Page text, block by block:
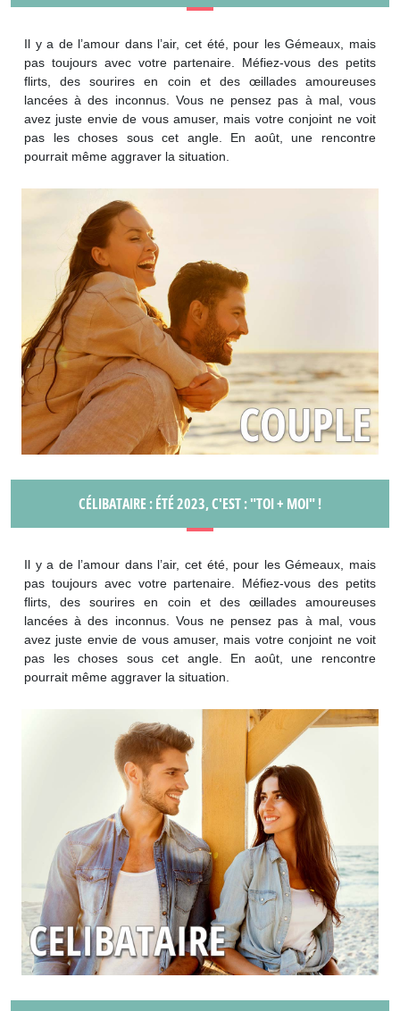
Il y a de l’amour dans l’air, cet été, pour les Gémeaux, mais
pas toujours avec votre partenaire. Méfiez-vous des petits
flirts, des sourires en coin et des œillades amoureuses
lancées à des inconnus. Vous ne pensez pas à mal, vous
avez juste envie de vous amuser, mais votre conjoint ne voit
pas les choses sous cet angle. En août, une rencontre
pourrait même aggraver la situation.
CÉLIBATAIRE : ÉTÉ 2023, C'EST : "TOI + MOI" !
Il y a de l’amour dans l’air, cet été, pour les Gémeaux, mais
pas toujours avec votre partenaire. Méfiez-vous des petits
flirts, des sourires en coin et des œillades amoureuses
lancées à des inconnus. Vous ne pensez pas à mal, vous
avez juste envie de vous amuser, mais votre conjoint ne voit
pas les choses sous cet angle. En août, une rencontre
pourrait même aggraver la situation.